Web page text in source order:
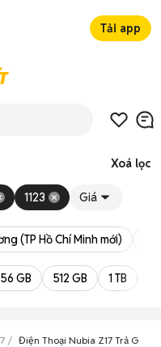
Tải app
Xoá lọc
1123 Giá
(TP Hồ Chí Minh mới)
GB 512 GB 1 TB
Điện Thoại Nubia Z17 Trả Góp